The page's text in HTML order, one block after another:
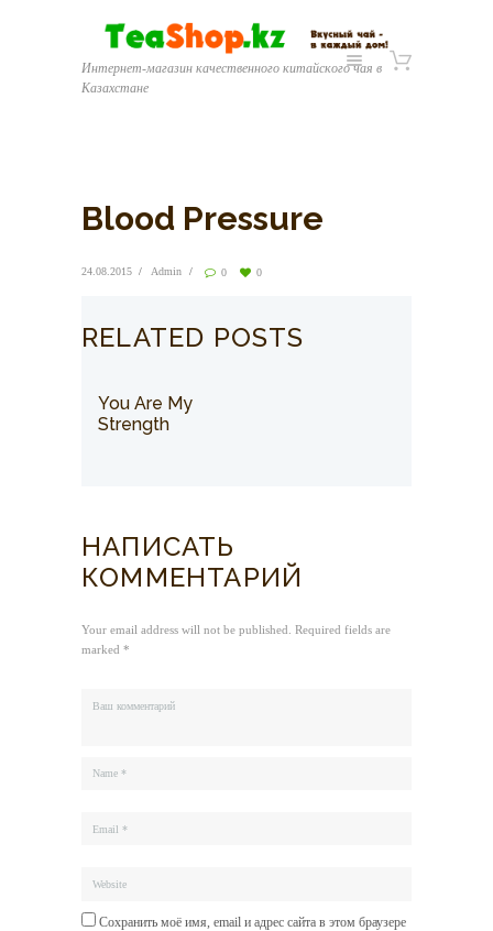
Интернет-магазин качественного китайского чая в
Казахстане
Blood Pressure
24.08.2015 Admin 0 0
RELATED POSTS
You Are My
Strength
НАПИСАТЬ
КОММЕНТАРИЙ
Your email address will not be published. Required fields are
marked *
Сохранить моё имя, email и адрес сайта в этом браузере